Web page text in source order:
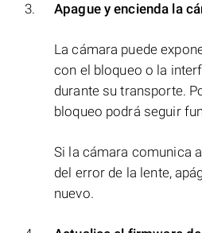
Apague y encienda la
La cámara puede
con el bloqueo o la
durante su transporte.
bloqueo podrá seguir
Si la cámara comunica
del error de la lente,
nuevo.